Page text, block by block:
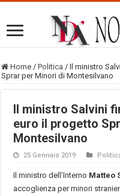
Home / Politica / Il ministro
Sprar per Minori di Montesilvano
Il ministro Salvini
euro il progetto
Montesilvano
25 Gennaio 2019
Il ministro dell’Interno Matteo
accoglienza per minori